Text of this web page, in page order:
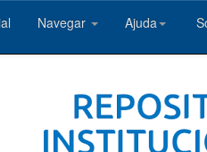
Navegar Ajuda